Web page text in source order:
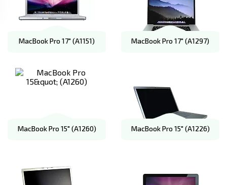
MacBook Pro 17" (A1151) MacBook Pro 17" (A1297)
MacBook Pro 15" (A1260) MacBook Pro 15" (A1226)